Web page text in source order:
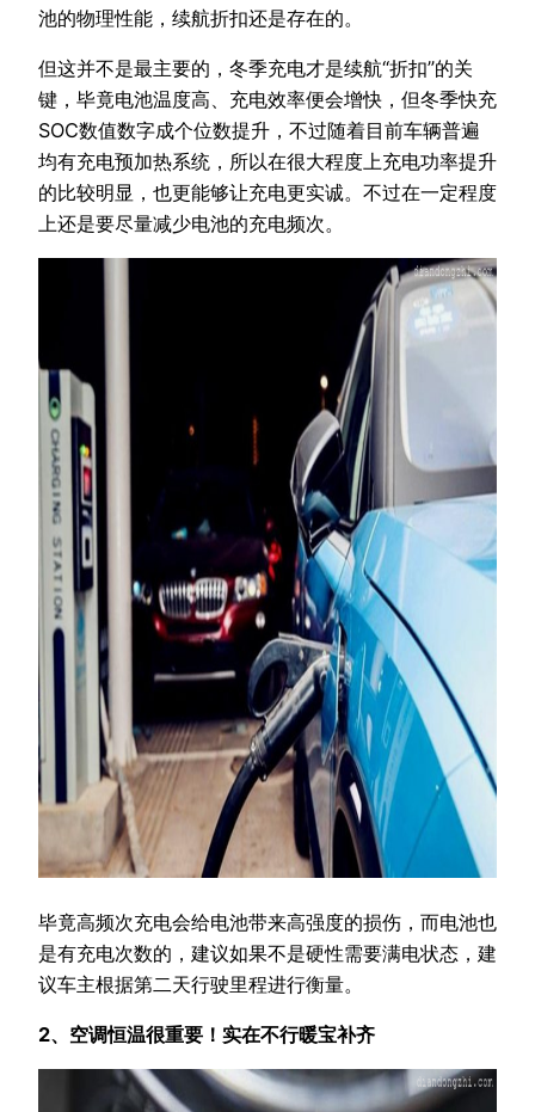
池的物理性能，续航折扣还是存在的。
但这并不是最主要的，冬季充电才是续航“折扣”的关
键，毕竟电池温度高、充电效率便会增快，但冬季快充
SOC数值数字成个位数提升，不过随着目前车辆普遍
均有充电预加热系统，所以在很大程度上充电功率提升
的比较明显，也更能够让充电更实诚。不过在一定程度
上还是要尽量减少电池的充电频次。
毕竟高频次充电会给电池带来高强度的损伤，而电池也
是有充电次数的，建议如果不是硬性需要满电状态，建
议车主根据第二天行驶里程进行衡量。
2、空调恒温很重要！实在不行暖宝补齐